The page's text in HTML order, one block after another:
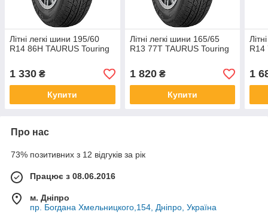
Літні легкі шини 195/60
R14 86H TAURUS Touring
1 330 ₴
Купити
Літні легкі шини 165/65
R13 77T TAURUS Touring
1 820₴
Купити
R14
1
Про нас
73% позитивних з 12 відгуків за рік
Працює з 08.06.2016
м. Дніпро
пр. Богдана Хмельницкого,154, Дніпро, Україна